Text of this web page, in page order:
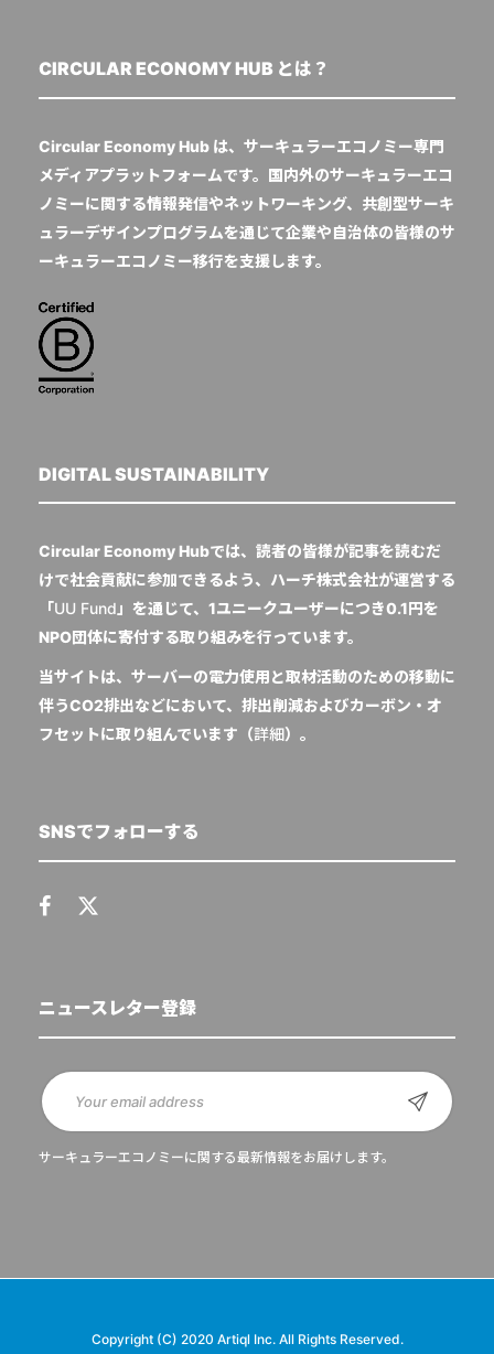
CIRCULAR ECONOMY HUB とは？
Circular Economy Hub は、サーキュラーエコノミー専門
メディアプラットフォームです。国内外のサーキュラーエコ
ノミーに関する情報発信やネットワーキング、共創型サーキ
ュラーデザインプログラムを通じて企業や自治体の皆様のサ
ーキュラーエコノミー移行を支援します。
DIGITAL SUSTAINABILITY
Circular Economy Hubでは、読者の皆様が記事を読むだ
けで社会貢献に参加できるよう、ハーチ株式会社が運営する
「UU Fund 」を通じて、1ユニークユーザーにつき0.1円を
NPO団体に寄付する取り組みを行っています。
当サイトは、サーバーの電力使用と取材活動のための移動に
伴うCO2排出などにおいて、排出削減およびカーボン・オ
フセットに取り組んでいます（詳細）。
SNSでフォローする
ニュースレター登録
サーキュラーエコノミーに関する最新情報をお届けします。
Copyright (C) 2020 Artiql Inc. All Rights Reserved.